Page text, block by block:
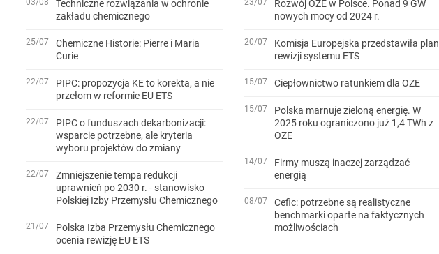
03/08
Techniczne rozwiązania w ochronie
zakładu chemicznego
25/07
Chemiczne Historie: Pierre i Maria
Curie
22/07
PIPC: propozycja KE to korekta, a nie
przełom w reformie EU ETS
22/07
PIPC o funduszach dekarbonizacji:
wsparcie potrzebne, ale kryteria
wyboru projektów do zmiany
22/07
Zmniejszenie tempa redukcji
uprawnień po 2030 r. - stanowisko
Polskiej Izby Przemysłu Chemicznego
21/07
Polska Izba Przemysłu Chemicznego
ocenia rewizję EU ETS
23/07
Rozwój OZE w Polsce. Ponad 9 GW
nowych mocy od 2024 r.
20/07
Komisja Europejska przedstawiła plan
rewizji systemu ETS
15/07 Ciepłownictwo ratunkiem dla OZE
15/07
Polska marnuje zieloną energię. W
2025 roku ograniczono już 1,4 TWh z
OZE
14/07
Firmy muszą inaczej zarządzać
energią
08/07
Cefic: potrzebne są realistyczne
benchmarki oparte na faktycznych
możliwościach